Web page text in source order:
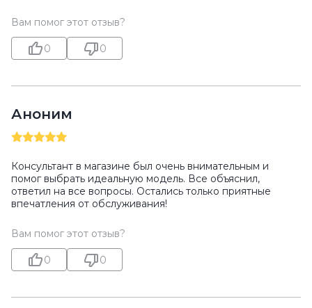
Вам помог этот отзыв?
0 0
Аноним
Консультант в магазине был очень внимательным и
помог выбрать идеальную модель. Все объяснил,
ответил на все вопросы. Остались только приятные
впечатления от обслуживания!
Вам помог этот отзыв?
0 0